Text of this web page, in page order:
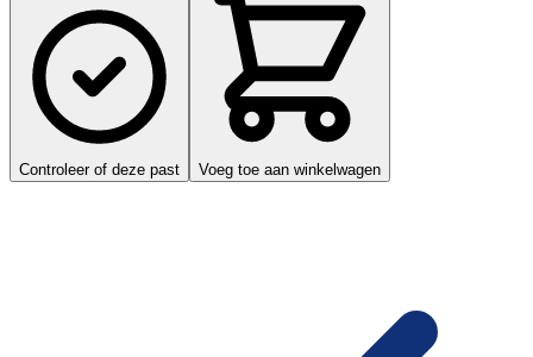
Controleer of deze past Voeg toe aan winkelwagen